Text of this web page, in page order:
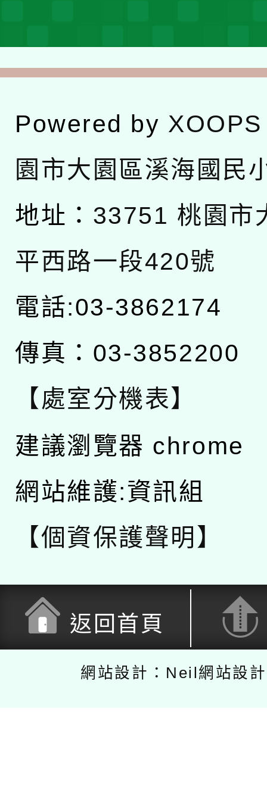
Powered by XOOPS
園市大園區溪海國民
地址： 33751 桃園市
平西路一段420號
電話:03-3862174
傳真：03-3852200
【處室分機表】
建議瀏覽器 chrome
網站維護:資訊組
【個資保護聲明】
返回首頁
網站設計：Neil網站設